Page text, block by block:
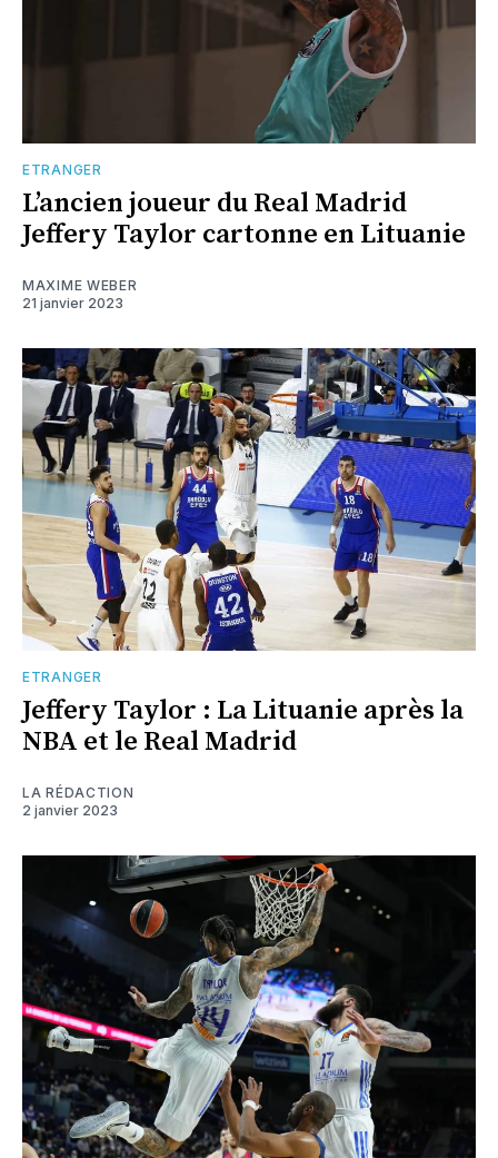
ETRANGER
L’ancien joueur du Real Madrid
Jeffery Taylor cartonne en Lituanie
MAXIME WEBER
21 janvier 2023
ETRANGER
Jeffery Taylor : La Lituanie après la
NBA et le Real Madrid
LA RÉDACTION
2 janvier 2023